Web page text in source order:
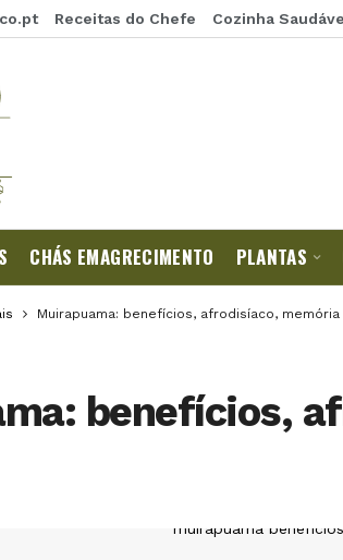
Receitas do Chefe Cozinha
CHÁS EMAGRECIMENTO PLANTAS
Muirapuama: benefícios, afrodisíaco,
benefícios,